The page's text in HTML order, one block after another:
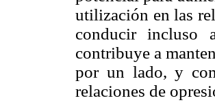
utilización en las
conducir incluso
contribuye a
por un lado, y
relaciones de